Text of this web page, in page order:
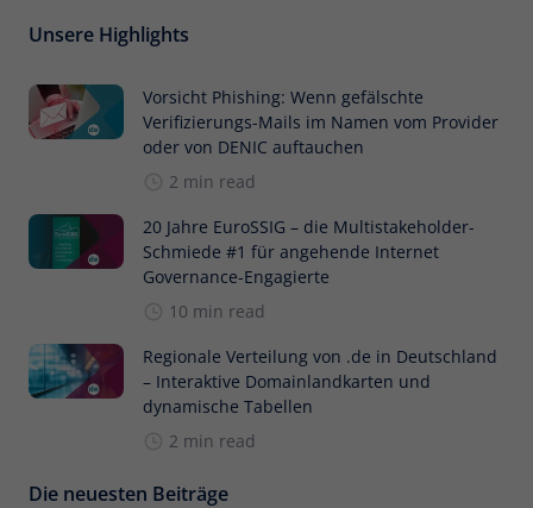
Unsere Highlights
Vorsicht Phishing: Wenn gefälschte
Verifizierungs-Mails im Namen vom Provider
oder von DENIC auftauchen
2 min read
20 Jahre EuroSSIG – die Multistakeholder-
Schmiede #1 für angehende Internet
Governance-Engagierte
10 min read
Regionale Verteilung von .de in Deutschland
– Interaktive Domainlandkarten und
dynamische Tabellen
2 min read
Die neuesten Beiträge